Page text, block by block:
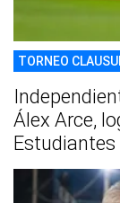
TORNEO
Álex Arce,
Estudiantes